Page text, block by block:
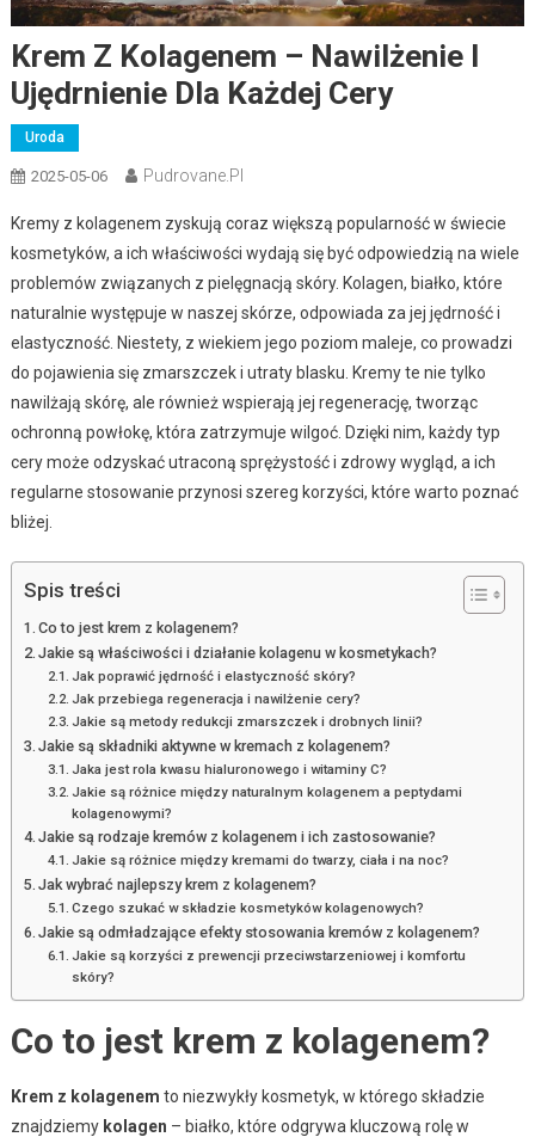
Krem Z Kolagenem – Nawilżenie I
Ujędrnienie Dla Każdej Cery
Uroda
2025-05-06 Pudrovane.pl
Kremy z kolagenem zyskują coraz większą popularność w świecie
kosmetyków, a ich właściwości wydają się być odpowiedzią na wiele
problemów związanych z pielęgnacją skóry. Kolagen, białko, które
naturalnie występuje w naszej skórze, odpowiada za jej jędrność i
elastyczność. Niestety, z wiekiem jego poziom maleje, co prowadzi
do pojawienia się zmarszczek i utraty blasku. Kremy te nie tylko
nawilżają skórę, ale również wspierają jej regenerację, tworząc
ochronną powłokę, która zatrzymuje wilgoć. Dzięki nim, każdy typ
cery może odzyskać utraconą sprężystość i zdrowy wygląd, a ich
regularne stosowanie przynosi szereg korzyści, które warto poznać
bliżej.
Spis treści
Co to jest krem z kolagenem?
Jakie są właściwości i działanie kolagenu w kosmetykach?
Jak poprawić jędrność i elastyczność skóry?
Jak przebiega regeneracja i nawilżenie cery?
Jakie są metody redukcji zmarszczek i drobnych linii?
Jakie są składniki aktywne w kremach z kolagenem?
Jaka jest rola kwasu hialuronowego i witaminy C?
Jakie są różnice między naturalnym kolagenem a peptydami
kolagenowymi?
Jakie są rodzaje kremów z kolagenem i ich zastosowanie?
Jakie są różnice między kremami do twarzy, ciała i na noc?
Jak wybrać najlepszy krem z kolagenem?
Czego szukać w składzie kosmetyków kolagenowych?
Jakie są odmładzające efekty stosowania kremów z kolagenem?
Jakie są korzyści z prewencji przeciwstarzeniowej i komfortu
skóry?
Co to jest krem z kolagenem?
Krem z kolagenem to niezwykły kosmetyk, w którego składzie
znajdziemy kolagen – białko, które odgrywa kluczową rolę w